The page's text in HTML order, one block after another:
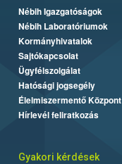
Nébih Igazgatóságok
Nébih Laboratóriumok
Kormányhivatalok
Sajtókapcsolat
Ügyfélszolgálat
Hatósági jogsegély
Élelmiszermentő Központ
Hírlevél feliratkozás
Gyakori kérdések